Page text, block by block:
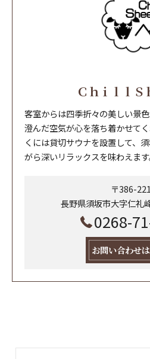
ＣｈｉｌｌＳ
客室からは四季折々の美しい景
澄んだ空気が心を落ち着かせて
くには貸切サウナを設置して、
がら深いリラックスを味わえます
〒386-
長野県須坂市大字仁礼
0268-
お問い合わせ